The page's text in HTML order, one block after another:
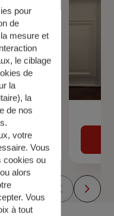
pour
de
mesure et
le ciblage
de
la
), la
de nos
votre
Vous
cookies ou
alors
Vous
à tout